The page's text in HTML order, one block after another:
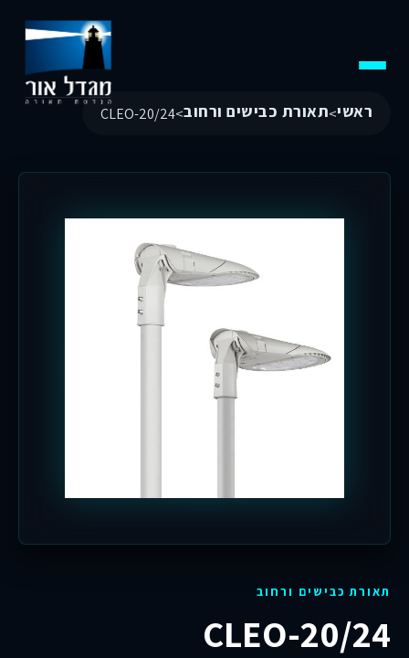
ראשי>תאורת כבישים ורחוב>
CLEO-20/24
תאורת כבישים ורחוב
CLEO-20/24